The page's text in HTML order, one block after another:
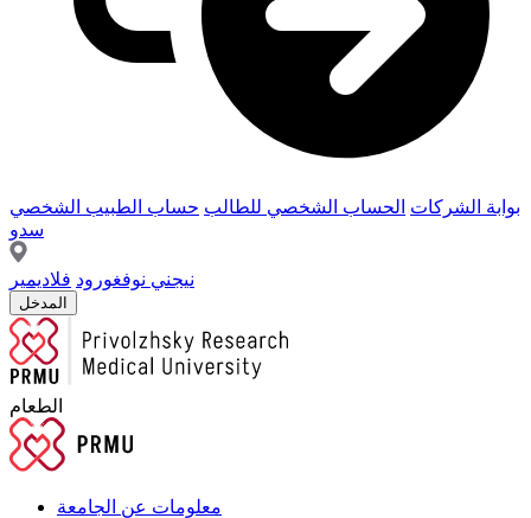
بوابة الشركات الحساب الشخصي للطالب حساب الطبيب الشخصي
سدو
نيجني نوفغورود فلاديمير
المدخل
الطعام
معلومات عن الجامعة